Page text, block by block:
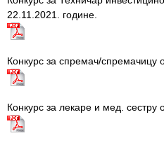
22.11.2021. године.
Конкурс за спремач/спремачицу
Конкурс за лекаре и мед. сестру
Kontakt